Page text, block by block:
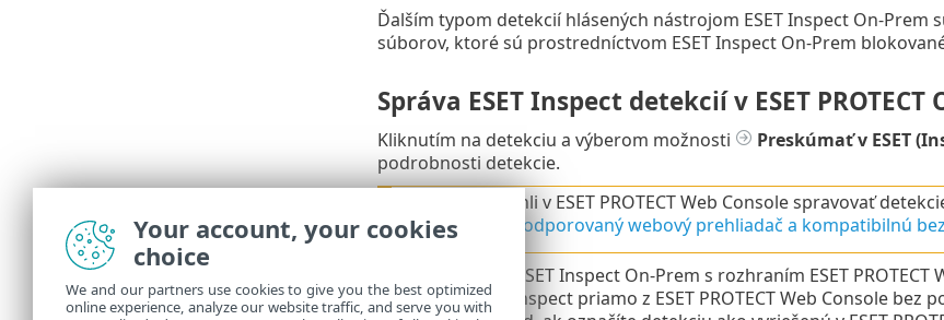
Ďalším typom detekcií hlásených nástrojom ESET Inspect On-Prem
súborov, ktoré sú prostredníctvom ESET Inspect On-Prem
Správa ESET Inspect detekcií v ESET PROTECT
Kliknutím na detekciu a výberom možnosti Preskúmať v ESET
podrobnosti detekcie.
Aby ste mohli v ESET PROTECT Web Console spravovať
používate
podporovaný webový prehliadač a kompatibilnú
Vďaka integrácii ESET Inspect On-Prem s rozhraním ESET
nástrojom ESET Inspect priamo z ESET PROTECT Web Console
Your account, your cookies
choice
We and our partners use cookies to give you the best optimized
online experience, analyze our website traffic, and serve you with